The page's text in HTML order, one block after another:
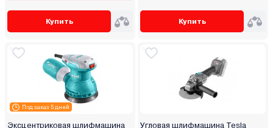
Купить Купить
Под заказ 5 дней
Эксцентриковая шлифмашина
Угловая шлифмашина Tesla